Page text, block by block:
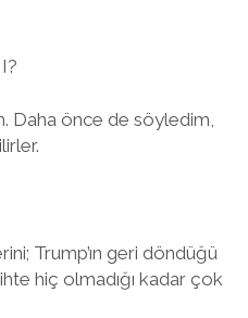
Daha önce de söyledim,
Trump’ın geri döndüğü
hiç olmadığı kadar çok